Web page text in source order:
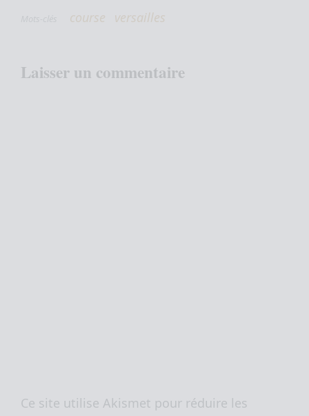
course versailles
Laisser un commentaire
Ce site utilise Akismet pour réduire les